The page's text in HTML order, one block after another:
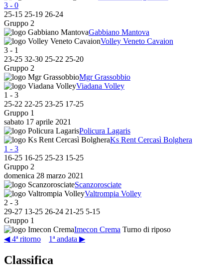
3 - 0
25-15 25-19 26-24
Gruppo 2
Gabbiano Mantova
Volley Veneto Cavaion
3 - 1
23-25 32-30 25-22 25-20
Gruppo 2
Mgr Grassobbio
Viadana Volley
1 - 3
25-22 22-25 23-25 17-25
Gruppo 1
sabato 17 aprile 2021
Policura Lagaris
Ks Rent Cercasì Bolghera
1 - 3
16-25 16-25 25-23 15-25
Gruppo 2
domenica 28 marzo 2021
Scanzorosciate
Valtrompia Volley
2 - 3
29-27 13-25 26-24 21-25 5-15
Gruppo 1
Imecon Crema Turno di riposo
◀ 4ª ritorno
1ª andata ▶
Classifica